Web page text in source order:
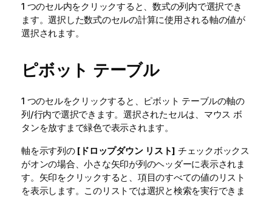
1 つのセル内をクリックすると、数式の列内で選択でき
ます。選択した数式のセルの計算に使用される軸の値が
選択されます。
ピボット テーブル
1 つのセルをクリックすると、ピボット テーブルの軸の
列/行内で選択できます。選択されたセルは、マウス ボ
タンを放すまで緑色で表示されます。
軸を示す列の [ドロップダウン リスト] チェックボックス
がオンの場合、小さな矢印が列のヘッダーに表示されま
す。矢印をクリックすると、項目のすべての値のリスト
を表示します。このリストでは選択と検索を実行できま